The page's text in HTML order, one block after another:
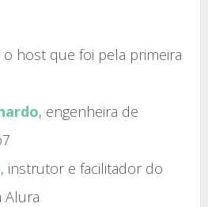
o host que foi pela primeira
, engenheira de
, instrutor e facilitador do
Alura